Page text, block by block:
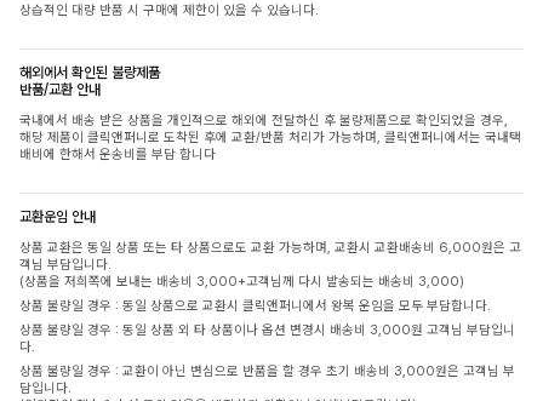
상습적인 대량 반품 시 구매에 제한이 있을 수 있습니다.
해외에서 확인된 불량제품
반품/교환 안내
국내에서 배송 받은 상품을 개인적으로 해외에 전달하신 후 불량제품으로 확인되었을 경우,
해당 제품이 클릭앤퍼니로 도착된 후에 교환/반품 처리가 가능하며, 클릭앤퍼니에서는 국내택
배비에 한해서 운송비를 부담 합니다
교환운임 안내
상품 교환은 동일 상품 또는 타 상품으로도 교환 가능하며, 교환시 교환배송비 6,000원은 고
객님 부담입니다.
(상품을 저희쪽에 보내는 배송비 3,000+고객님께 다시 발송되는 배송비 3,000)
상품 불량일 경우 : 동일 상품으로 교환시 클릭앤퍼니에서 왕복 운임을 모두 부담합니다.
상품 불량일 경우 : 동일 상품 외 타 상품이나 옵션 변경시 배송비 3,000원 고객님 부담입니
다.
상품 불량일 경우 : 교환이 아닌 변심으로 반품을 할 경우 초기 배송비 3,000원은 고객님 부
담입니다.